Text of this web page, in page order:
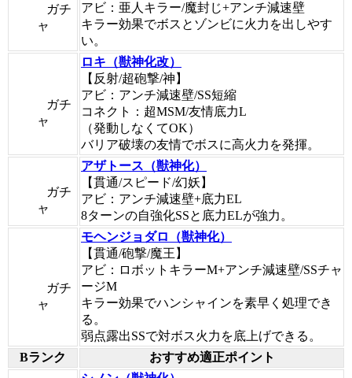
ガチ
ャ
アビ：亜人キラー/魔封じ+アンチ減速壁
キラー効果でボスとゾンビに火力を出しやす
い。
ガチ
ャ
ロキ（獣神化改）
【反射/超砲撃/神】
アビ：アンチ減速壁/SS短縮
コネクト：超MSM/友情底力L
（発動しなくてOK）
バリア破壊の友情でボスに高火力を発揮。
ガチ
ャ
アザトース（獣神化）
【貫通/スピード/幻妖】
アビ：アンチ減速壁+底力EL
8ターンの自強化SSと底力ELが強力。
ガチ
ャ
モヘンジョダロ（獣神化）
【貫通/砲撃/魔王】
アビ：ロボットキラーM+アンチ減速壁/SSチャ
ージM
キラー効果でハンシャインを素早く処理でき
る。
弱点露出SSで対ボス火力を底上げできる。
Bランク
おすすめ適正ポイント